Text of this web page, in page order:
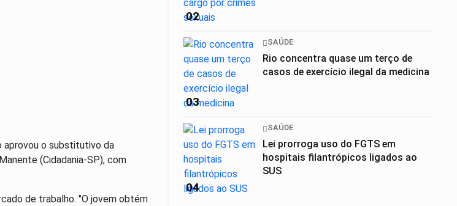
aprovou o substitutivo da
(Cidadania-SP), com
de trabalho. "O jovem obtém
02
03
SAÚDE
Rio concentra quase um terço de
casos de exercício ilegal da medicina
04
SAÚDE
Lei prorroga uso do FGTS em
hospitais filantrópicos ligados ao
SUS